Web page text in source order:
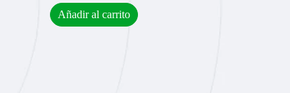
Añadir al carrito